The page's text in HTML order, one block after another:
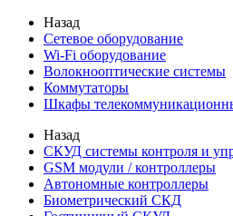
Назад
Сетевое оборудование
Wi-Fi оборудование
Волокнооптические системы
Коммутаторы
Шкафы
Назад
СКУД системы контроля и
GSM модули / контроллеры
Автономные контроллеры
Биометрический СКД